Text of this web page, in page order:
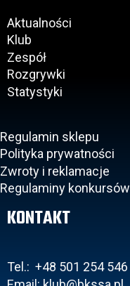
Aktualności
Klub
Zespół
Rozgrywki
Statystyki
Regulamin sklepu
Polityka prywatności
Zwroty i reklamacje
Regulaminy konkursów
KONTAKT
Tel.: +48 501 254 546